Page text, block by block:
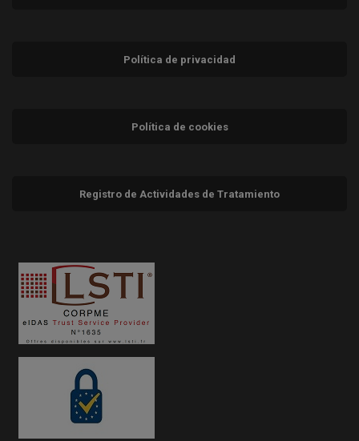
Política de privacidad
Política de cookies
Registro de Actividades de Tratamiento